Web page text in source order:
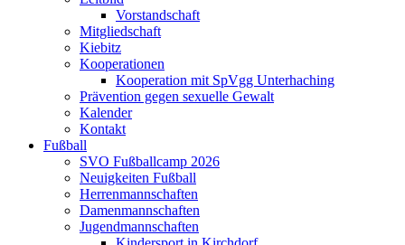
Vorstandschaft
Mitgliedschaft
Kiebitz
Kooperationen
Kooperation mit SpVgg Unterhaching
Prävention gegen sexuelle Gewalt
Kalender
Kontakt
Fußball
SVO Fußballcamp 2026
Neuigkeiten Fußball
Herrenmannschaften
Damenmannschaften
Jugendmannschaften